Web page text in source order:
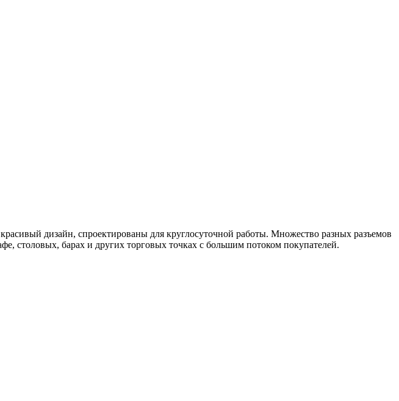
дизайн, спроектированы для круглосуточной работы. Множество разных разъемов
столовых, барах и других торговых точках с большим потоком покупателей.